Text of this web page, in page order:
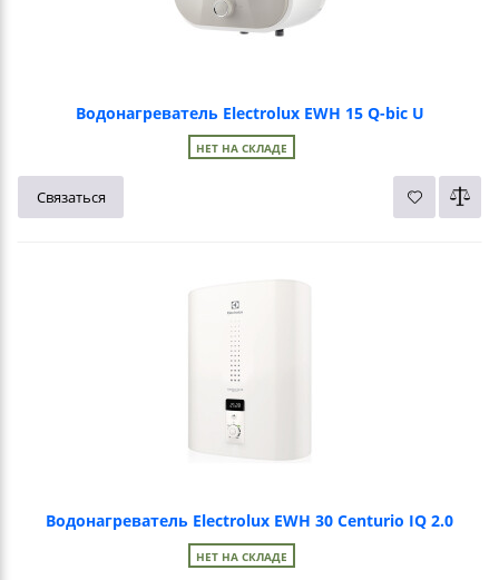
Водонагреватель Electrolux EWH 15 Q-bic U
НЕТ НА СКЛАДЕ
Связаться
Водонагреватель Electrolux EWH 30 Centurio IQ 2.0
НЕТ НА СКЛАДЕ